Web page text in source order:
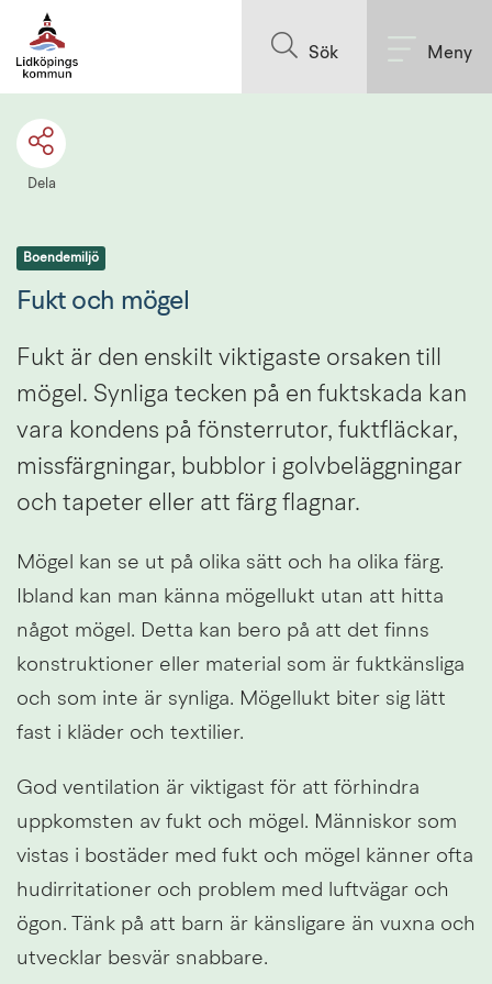
Sök Meny
Dela
Boendemiljö
Fukt och mögel
Fukt är den enskilt viktigaste orsaken till
mögel. Synliga tecken på en fuktskada kan
vara kondens på fönsterrutor, fuktfläckar,
missfärgningar, bubblor i golvbeläggningar
och tapeter eller att färg flagnar.
Mögel kan se ut på olika sätt och ha olika färg.
Ibland kan man känna mögellukt utan att hitta
något mögel. Detta kan bero på att det finns
konstruktioner eller material som är fuktkänsliga
och som inte är synliga. Mögellukt biter sig lätt
fast i kläder och textilier.
God ventilation är viktigast för att förhindra
uppkomsten av fukt och mögel. Människor som
vistas i bostäder med fukt och mögel känner ofta
hudirritationer och problem med luftvägar och
ögon. Tänk på att barn är känsligare än vuxna och
utvecklar besvär snabbare.